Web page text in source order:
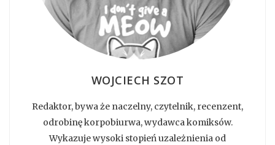
WOJCIECH SZOT
Redaktor, bywa że naczelny, czytelnik, recenzent,
odrobinę korpobiurwa, wydawca komiksów.
Wykazuje wysoki stopień uzależnienia od